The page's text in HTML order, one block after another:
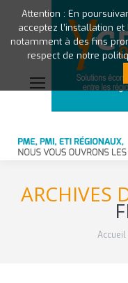
ARCHIVES
Accueil
Attention : En
acceptez l’installation
notamment à des fins
respect de notre